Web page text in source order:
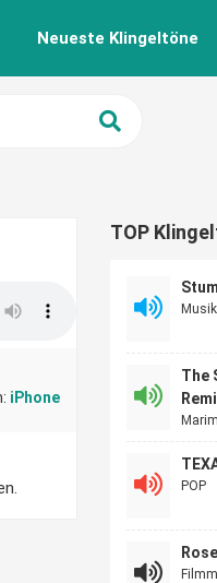
Neueste Klingeltöne
iPhone
TOP
Musik
The
POP